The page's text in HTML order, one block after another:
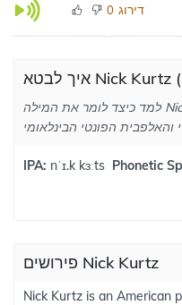
0 דירוג
למד כיצד לומר את המילה Nick Kurtz באנגלית באמצעות איות
IPA: nˈɪ.k kɜːts Phonetic
פירושים Nick Kurtz
Nick Kurtz is an American